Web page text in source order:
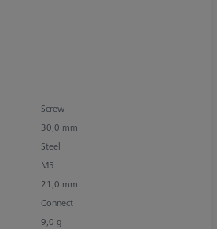
Screw
30,0 mm
Steel
M5
21,0 mm
Connect
9,0 g